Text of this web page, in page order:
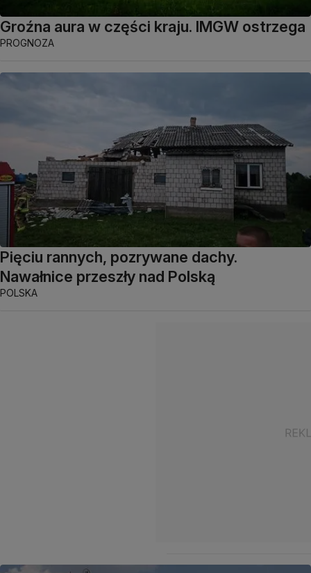
Groźna aura w części kraju. IMGW ostrzega
PROGNOZA
Pięciu rannych, pozrywane dachy.
Nawałnice przeszły nad Polską
POLSKA